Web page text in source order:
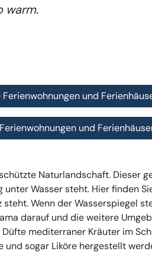
warm.
und
und
Naturlandschaft. Dieser
Wasser steht. Hier finden
Wenn der Wasserspiegel
darauf und die weitere
mediterraner Kräuter im
sogar Liköre hergestellt